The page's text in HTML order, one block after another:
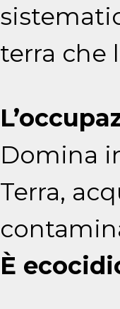
terra che
Domina
Terra,
È